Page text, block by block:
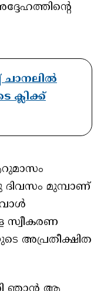
ചാനലിൽ
ക്ലിക്ക്
ദിവസം മുമ്പാണ്
സ്വീകരണ
അപ്രതീക്ഷിത